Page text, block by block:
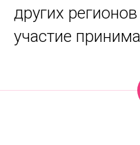
других
участие